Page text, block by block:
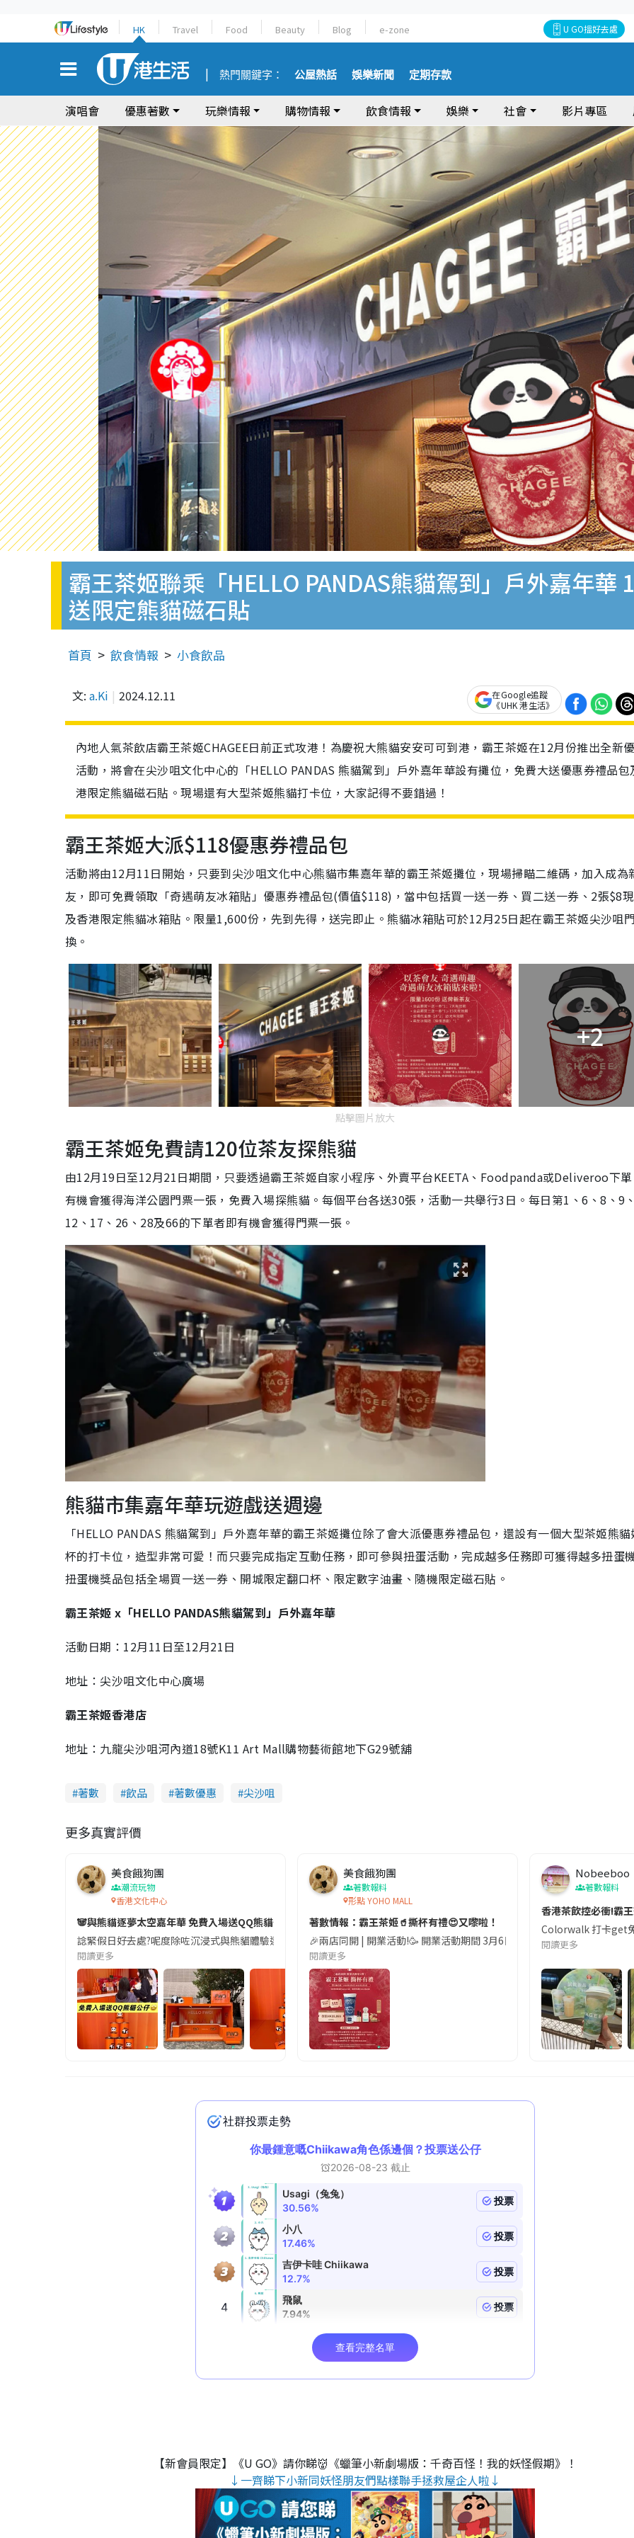
HK Travel Food Beauty Blog e-zone U GO搵好去處
熱門關鍵字： 公屋熱話 娛樂新聞 定期存款
演唱會 優惠著數 玩樂情報 購物情報 飲食情報 娛樂 社會 影片專區
霸王茶姬聯乘「HELLO PANDAS熊貓駕到」戶外嘉年華
送限定熊貓磁石貼
首頁 飲食情報 小食飲品
文: a.Ki 2024.12.11
在Google追蹤
《UHK 港生活》
內地人氣茶飲店霸王茶姬CHAGEE日前正式攻港！為慶祝大熊貓安安可可到港，霸王茶姬在12月份推出全新
活動，將會在尖沙咀文化中心的「HELLO PANDAS 熊貓駕到」戶外嘉年華設有攤位，免費大送優惠券禮品包
港限定熊貓磁石貼。現場還有大型茶姬熊貓打卡位，大家記得不要錯過！
霸王茶姬大派$118優惠券禮品包
活動將由12月11日開始，只要到尖沙咀文化中心熊貓市集嘉年華的霸王茶姬攤位，現場掃瞄二維碼，加入成為
友，即可免費領取「奇遇萌友冰箱貼」優惠券禮品包(價值$118)，當中包括買一送一券、買二送一券、2張$8
及香港限定熊貓冰箱貼。限量1,600份，先到先得，送完即止。熊貓冰箱貼可於12月25日起在霸王茶姬尖沙咀
換。
+2
點擊圖片放大
霸王茶姬免費請120位茶友探熊貓
由12月19日至12月21日期間，只要透過霸王茶姬自家小程序、外賣平台KEETA、Foodpanda或Deliveroo下
有機會獲得海洋公園門票一張，免費入場探熊貓。每個平台各送30張，活動一共舉行3日。每日第1、6、8、9
12、17、26、28及66的下單者即有機會獲得門票一張。
熊貓市集嘉年華玩遊戲送週邊
「HELLO PANDAS 熊貓駕到」戶外嘉年華的霸王茶姬攤位除了會大派優惠券禮品包，還設有一個大型茶姬熊
杯的打卡位，造型非常可愛！而只要完成指定互動任務，即可參與扭蛋活動，完成越多任務即可獲得越多扭蛋
扭蛋機獎品包括全場買一送一券、開城限定翻口杯、限定數字油畫、隨機限定磁石貼。
霸王茶姬 x「HELLO PANDAS熊貓駕到」戶外嘉年華
活動日期：12月11日至12月21日
地址：尖沙咀文化中心廣場
霸王茶姬香港店
地址：九龍尖沙咀河內道18號K11 Art Mall購物藝術館地下G29號舖
著數 飲品 著數優惠 尖沙咀
更多真實評價
美食餓狗團
潮流玩物
香港文化中心
🐼與熊貓逐夢太空嘉年華 免費入場送QQ熊貓公仔🤩
諗緊假日好去處?呢度除咗沉浸式與熊貓體驗逐夢太空🌌,仲有得帶走熊貓朋友🐼!一齊嚟玩結合航天元素嘅大熊貓主題嘉年華
閱讀更多
美食餓狗團
著數報料
形點 YOHO MALL
著數情報：霸王茶姬🥤撕杯有禮😍又嚟啦！
🎉兩店同開 | 開業活動!🥳 開業活動期間 3月6日 - 3月8日 限定周邊套餐
閱讀更多
Nobeeboo
著數報料
香港茶飲控必衝!霸王
Colorwalk 打卡get
閱讀更多
【新會員限定】《U GO》請你睇👹《蠟筆小新劇場版：千奇百怪！我的妖怪假期》！
↓一齊睇下小新同妖怪朋友們點樣聯手拯救屋企人啦↓